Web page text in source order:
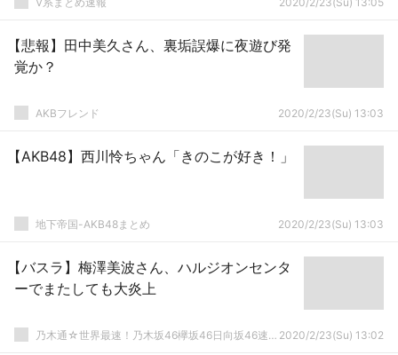
【悲報】田中美久さん、裏垢誤爆に夜遊び発
覚か？
AKBフレンド 2020/2/23(Su) 13:03
【AKB48】西川怜ちゃん「きのこが好き！」
地下帝国-AKB48まとめ 2020/2/23(Su) 13:03
【バスラ】梅澤美波さん、ハルジオンセンタ
ーでまたしても大炎上
乃木通☆世界最速！乃木坂46欅坂46日向坂46速報まとめ 2020/2/23(Su) 13:02